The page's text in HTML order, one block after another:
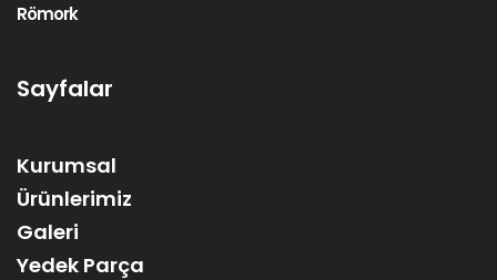
Römork
Sayfalar
Kurumsal
Ürünlerimiz
Galeri
Yedek Parça